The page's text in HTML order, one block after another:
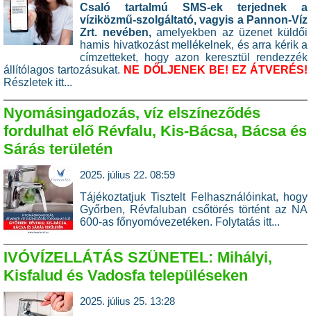
Csaló tartalmú SMS-ek terjednek a
víziközmű-szolgáltató, vagyis a Pannon-Víz
Zrt. nevében,amelyekben az üzenet küldői
hamis hivatkozást mellékelnek, és arra kérik a
címzetteket, hogy azon keresztül rendezzék
állítólagos tartozásukat. NE DŐLJENEK BE! EZ ÁTVERÉS!
Részletek itt...
Nyomásingadozás, víz elszíneződés
fordulhat elő Révfalu, Kis-Bácsa, Bácsa és
Sárás területén
2025. július 22. 08:59
Tájékoztatjuk Tisztelt Felhasználóinkat, hogy
Győrben, Révfaluban csőtörés történt az NA
600-as főnyomóvezetéken. Folytatás itt...
IVÓVÍZELLÁTÁS SZÜNETEL: Mihályi,
Kisfalud és Vadosfa településeken
2025. július 25. 13:28